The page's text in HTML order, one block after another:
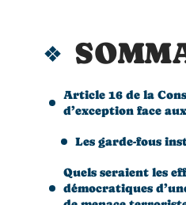
Article 16 de la
d’exception face
Les garde-fous
Quels seraient les
démocratiques